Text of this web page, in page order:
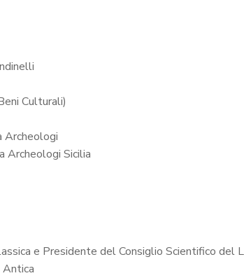
Culturali)
Archeologi
Archeologi Sicilia
e Presidente del Consiglio Scientifico del